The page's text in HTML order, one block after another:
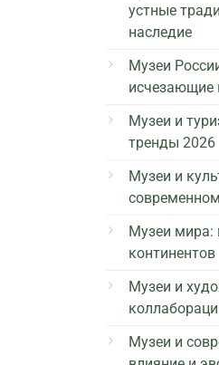
устные
наследие
Музеи
исчезающие
Музеи и
тренды 2026
Музеи и
Музеи мира:
континентов
Музеи и
Музеи и